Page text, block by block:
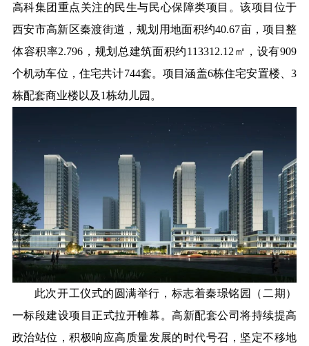
高科集团重点关注的民生与民心保障类项目。该项目位于
西安市高新区秦渡街道，规划用地面积约40.67亩，项目整
体容积率2.796，规划总建筑面积约113312.12㎡，设有909
个机动车位，住宅共计744套。项目涵盖6栋住宅安置楼、3
栋配套商业楼以及1栋幼儿园。
此次开工仪式的圆满举行，标志着秦璟铭园（二期）
一标段建设项目正式拉开帷幕。高新配套公司将持续提高
政治站位，积极响应高质量发展的时代号召，坚定不移地